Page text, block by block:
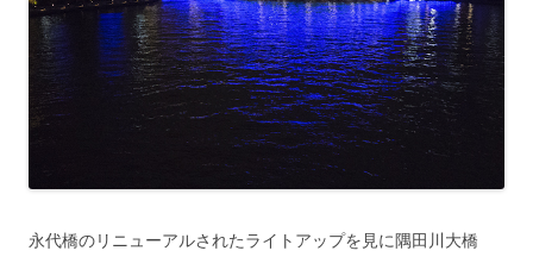
永代橋のリニューアルされたライトアップを見に隅田川大橋